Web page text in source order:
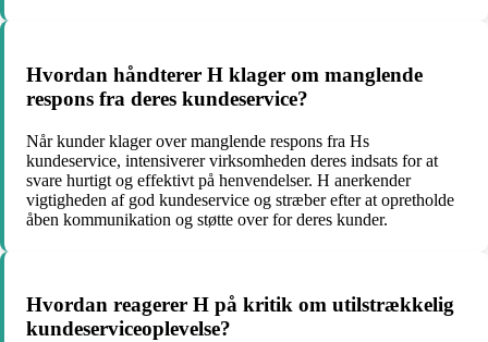
Hvordan håndterer H klager om manglende
respons fra deres kundeservice?
Når kunder klager over manglende respons fra Hs
kundeservice, intensiverer virksomheden deres indsats for at
svare hurtigt og effektivt på henvendelser. H anerkender
vigtigheden af god kundeservice og stræber efter at opretholde
åben kommunikation og støtte over for deres kunder.
Hvordan reagerer H på kritik om utilstrækkelig
kundeserviceoplevelse?